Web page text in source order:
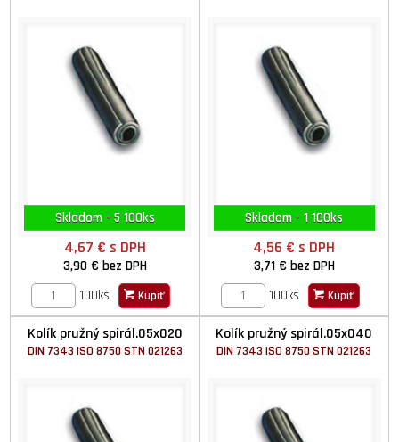
Skladom - 5 100ks
4,67 € s DPH
3,90 € bez DPH
100ks
Kúpiť
Skladom - 1 100ks
4,56 €s DPH
3,71 € bez DPH
100ks
Kúpiť
Kolík pružný spirál.05x020
DIN 7343 ISO 8750 STN 021263
Kolík pružný spirál.05x040
DIN 7343 ISO 8750 STN 021263